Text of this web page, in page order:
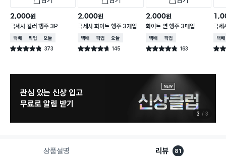
2,000원
극세사 컬러 행주 3P
택배배송매장픽업오늘배송
별점 4.8점 373
건 작성
2,000원
극세사 화이트 행주 3개입
택배배송매장픽업오늘배송
별점 4.7점 145
건 작성
2,000원
화이트 면 행주 3매입
택배배송매장픽업
별점 4.8점 163
건 작성
극세
택배
별점
관심 있는 신상 입고
무료로 알림 받기
3 3
상품설명 리뷰 81